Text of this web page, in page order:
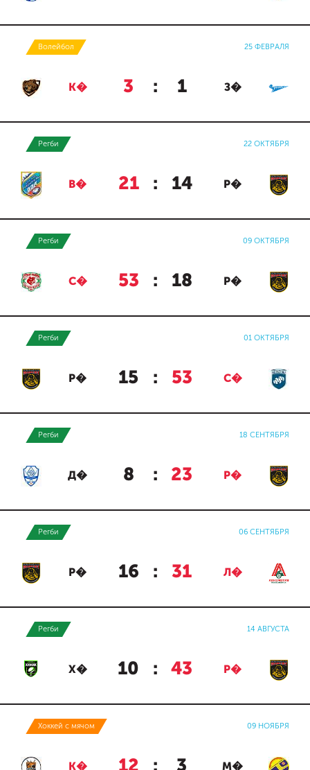
Волейбол 25 ФЕВРАЛЯ
К� 3 : 1 З�
Регби 22 ОКТЯБРЯ
В� 21 : 14 Р�
Регби 09 ОКТЯБРЯ
С� 53 : 18 Р�
Регби 01 ОКТЯБРЯ
Р� 15 : 53 С�
Регби 18 СЕНТЯБРЯ
Д� 8 : 23 Р�
Регби 06 СЕНТЯБРЯ
Р� 16 : 31 Л�
Регби 14 АВГУСТА
Х� 10 : 43 Р�
Хоккей с мячом 09 НОЯБРЯ
К� 12 : 3 М�